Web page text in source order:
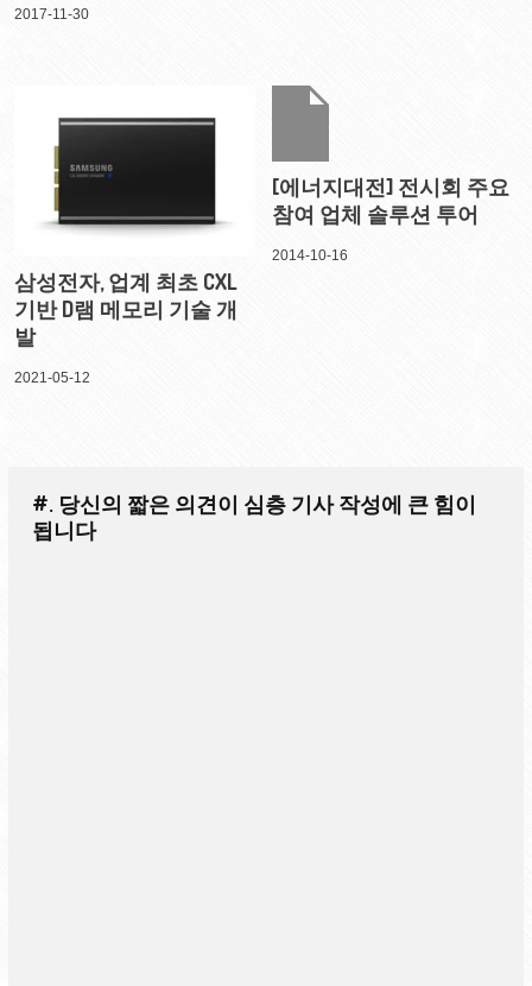
2017-11-30
삼성전자, 업계 최초 CXL
기반 D램 메모리 기술 개
발
2021-05-12
[에너지대전] 전시회 주요
참여 업체 솔루션 투어
2014-10-16
#. 당신의 짧은 의견이 심층 기사 작성에 큰 힘이
됩니다